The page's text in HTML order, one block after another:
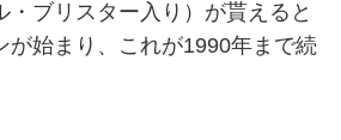
・ブリスター入り）が貰えると
が始まり、これが1990年まで続